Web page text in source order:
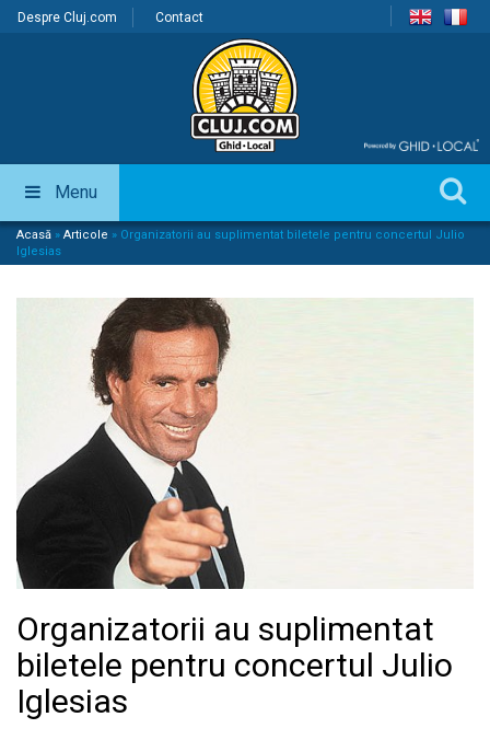
Despre Cluj.com Contact
Menu
Acasă » Articole » Organizatorii au suplimentat biletele pentru concertul Julio
Iglesias
Organizatorii au suplimentat
biletele pentru concertul Julio
Iglesias